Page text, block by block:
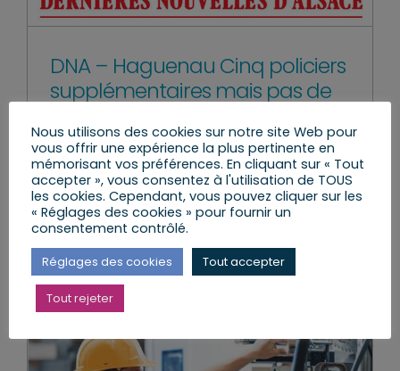
DNA – Haguenau Cinq policiers
supplémentaires mais pas de
jeudi, 22 Avr 2021 | La Circo 9,Le Travail
parlementaire ,Presse et Médias
Nous utilisons des cookies sur notre site Web pour
vous offrir une expérience la plus pertinente en
mémorisant vos préférences. En cliquant sur « Tout
accepter », vous consentez à l'utilisation de TOUS
les cookies. Cependant, vous pouvez cliquer sur les
« Réglages des cookies » pour fournir un
consentement contrôlé.
Réglages des cookies Tout accepter
Tout rejeter